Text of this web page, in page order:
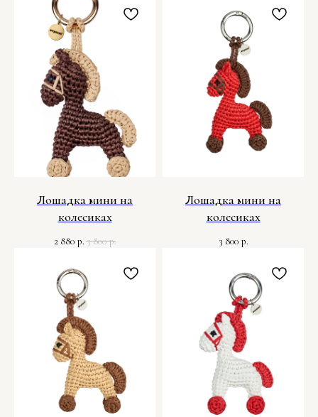
Лошадка мини на
колесиках
2 880 р. 3 800 р.
Лошадка мини на
колесиках
3 800 р.